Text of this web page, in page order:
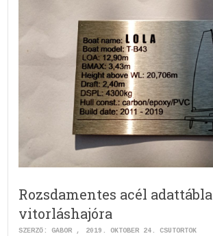
Rozsdamentes acél adattábla
vitorláshajóra
SZERZŐ:GABOR 2019. OKTÓBER 24. CSÜTÖRTÖK